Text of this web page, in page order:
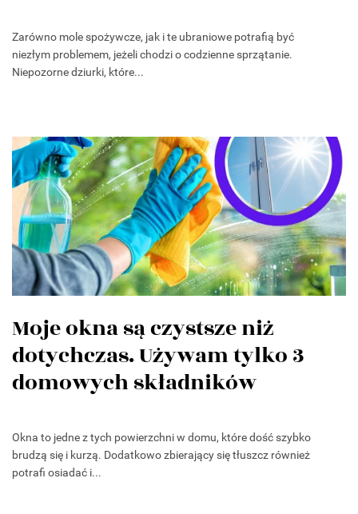
Zarówno mole spożywcze, jak i te ubraniowe potrafią być
niezłym problemem, jeżeli chodzi o codzienne sprzątanie.
Niepozorne dziurki, które...
Moje okna są czystsze niż
dotychczas. Używam tylko 3
domowych składników
Okna to jedne z tych powierzchni w domu, które dość szybko
brudzą się i kurzą. Dodatkowo zbierający się tłuszcz również
potrafi osiadać i...